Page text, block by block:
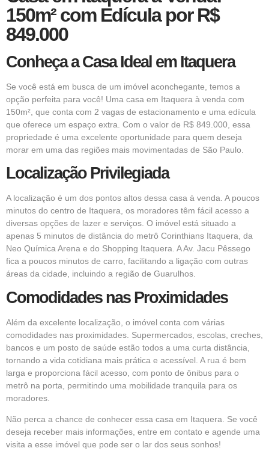
150m² com Edícula por R$
849.000
Conheça a Casa Ideal em Itaquera
Se você está em busca de um imóvel aconchegante, temos a
opção perfeita para você! Uma casa em Itaquera à venda com
150m², que conta com 2 vagas de estacionamento e uma edícula
que oferece um espaço extra. Com o valor de R$ 849.000, essa
propriedade é uma excelente oportunidade para quem deseja
morar em uma das regiões mais movimentadas de São Paulo.
Localização Privilegiada
A localização é um dos pontos altos dessa casa à venda. A poucos
minutos do centro de Itaquera, os moradores têm fácil acesso a
diversas opções de lazer e serviços. O imóvel está situado a
apenas 5 minutos de distância do metrô Corinthians Itaquera, da
Neo Química Arena e do Shopping Itaquera. A Av. Jacu Pêssego
fica a poucos minutos de carro, facilitando a ligação com outras
áreas da cidade, incluindo a região de Guarulhos.
Comodidades nas Proximidades
Além da excelente localização, o imóvel conta com várias
comodidades nas proximidades. Supermercados, escolas, creches,
bancos e um posto de saúde estão todos a uma curta distância,
tornando a vida cotidiana mais prática e acessível. A rua é bem
larga e proporciona fácil acesso, com ponto de ônibus para o
metrô na porta, permitindo uma mobilidade tranquila para os
moradores.
Não perca a chance de conhecer essa casa em Itaquera. Se você
deseja receber mais informações, entre em contato e agende uma
visita a esse imóvel que pode ser o lar dos seus sonhos!